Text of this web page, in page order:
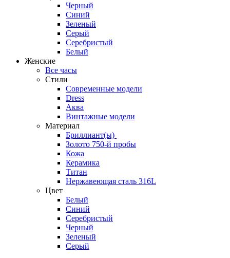
Черный
Синий
Зеленый
Серый
Серебристый
Белый
Женские
Все часы
Стили
Современные модели
Dress
Аква
Винтажные модели
Материал
Бриллиант(ы)
Золото 750-й пробы
Кожа
Керамика
Титан
Нержавеющая сталь 316L
Цвет
Белый
Синий
Серебристый
Черный
Зеленый
Серый